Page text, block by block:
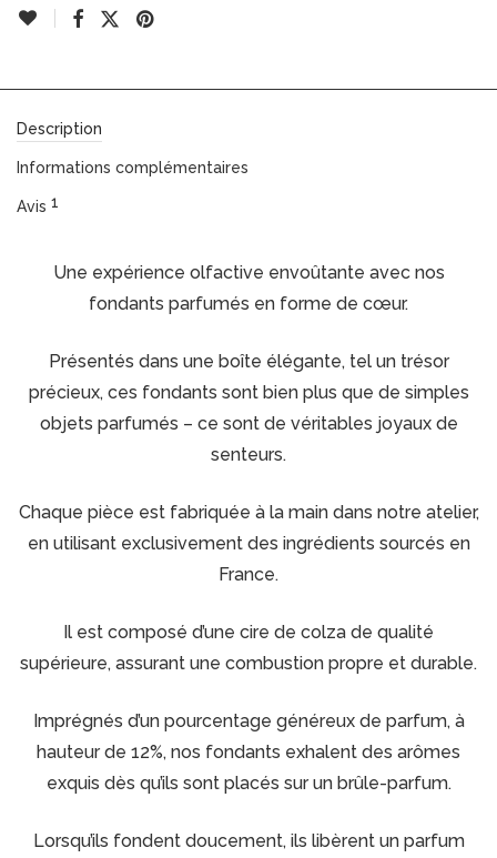
Description
Informations complémentaires
Avis 1
Une expérience olfactive envoûtante avec nos
fondants parfumés en forme de cœur.
Présentés dans une boîte élégante, tel un trésor
précieux, ces fondants sont bien plus que de simples
objets parfumés – ce sont de véritables joyaux de
senteurs.
Chaque pièce est fabriquée à la main dans notre atelier,
en utilisant exclusivement des ingrédients sourcés en
France.
Il est composé d’une cire de colza de qualité
supérieure, assurant une combustion propre et durable.
Imprégnés d’un pourcentage généreux de parfum, à
hauteur de 12%, nos fondants exhalent des arômes
exquis dès qu’ils sont placés sur un brûle-parfum.
Lorsqu’ils fondent doucement, ils libèrent un parfum